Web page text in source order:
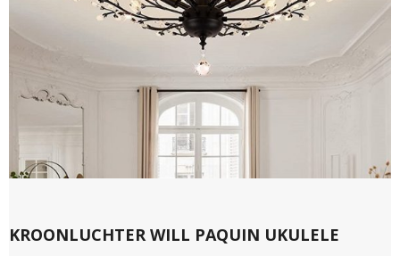
KROONLUCHTER WILL PAQUIN UKULELE